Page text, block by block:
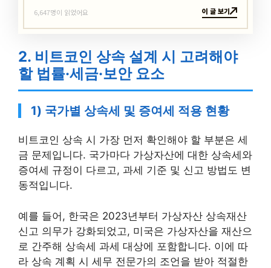
6,647명이 읽었어요 이 글 보기
2. 비트코인 상속 설계 시 고려해야
할 법률·세금·보안 요소
1) 국가별 상속세 및 증여세 적용 현황
비트코인 상속 시 가장 먼저 확인해야 할 부분은 세
금 문제입니다. 국가마다 가상자산에 대한 상속세와
증여세 규정이 다르고, 과세 기준 및 신고 방법도 변
동적입니다.
예를 들어, 한국은 2023년부터 가상자산 상속재산
신고 의무가 강화되었고, 미국은 가상자산을 재산으
로 간주해 상속세 과세 대상에 포함합니다. 이에 따
라 상속 계획 시 세무 전문가의 조언을 받아 적절한